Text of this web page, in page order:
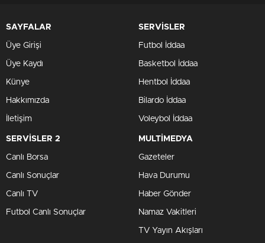
SAYFALAR
Üye Girişi
Üye Kaydı
Künye
Hakkımızda
İletişim
SERVİSLER
Futbol İddaa
Basketbol İddaa
Hentbol İddaa
Bilardo İddaa
Voleybol İddaa
SERVİSLER 2
Canlı Borsa
Canlı Sonuçlar
Canlı TV
Futbol Canlı Sonuçlar
MULTİMEDYA
Gazeteler
Hava Durumu
Haber Gönder
Namaz Vakitleri
TV Yayın Akışları